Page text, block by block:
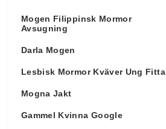
Mogen Filippinsk Mormor
Avsugning
Darla Mogen
Lesbisk Mormor Kväver Ung Fitta
Mogna Jakt
Gammel Kvinna Google